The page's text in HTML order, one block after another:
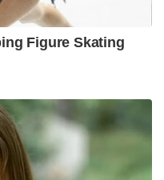
ചെയ്തു. ഫഹീമും
പറയുന്നു. “എന്നെ
ശരീരം മുഴുവൻ
മേൽ
അവർ എന്നെ
പറഞ്ഞു.